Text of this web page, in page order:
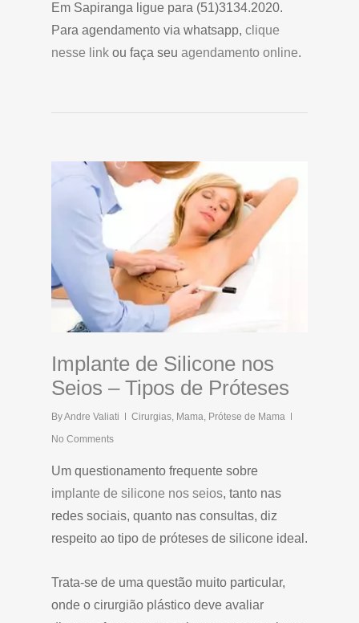
Em Sapiranga ligue para (51)3134.2020.
Para agendamento via whatsapp, clique
nesse link ou faça seu agendamento online.
Implante de Silicone nos
Seios – Tipos de Próteses
ByAndre Valiati Cirurgias, Mama, Prótese de Mama
No Comments
Um questionamento frequente sobre
implante de silicone nos seios, tanto nas
redes sociais, quanto nas consultas, diz
respeito ao tipo de próteses de silicone ideal.
Trata-se de uma questão muito particular,
onde o cirurgião plástico deve avaliar